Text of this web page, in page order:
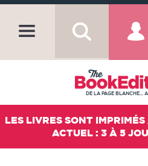
DE LA PAGE BLANCHE...
LES LIVRES SONT
ACTUEL : 3 À 5